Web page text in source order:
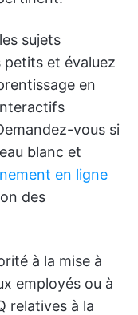
sujets
petits et évaluez
en
vous si
blanc et
en ligne
des
à la mise à
employés ou à
relatives à la